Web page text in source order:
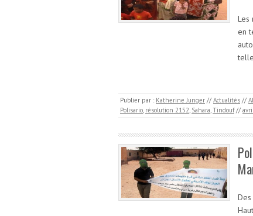
Les
en
Publier par : Katherine Junger // Actualités //
Polisario, résolution 2152, Sahara,Tindouf //